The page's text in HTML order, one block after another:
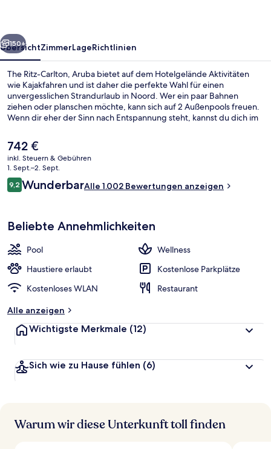
Weiter
150+
ÜbersichtZimmerLageRichtlinien
The Ritz-Carlton, Aruba bietet auf dem Hotelgelände Aktivitäten
wie Kajakfahren und ist daher die perfekte Wahl für einen
unvergesslichen Strandurlaub in Noord. Wer ein paar Bahnen
ziehen oder planschen möchte, kann sich auf 2 Außenpools freuen.
Wenn dir eher der Sinn nach Entspannung steht, kannst du dich im
und Aromatherapie verwöhnen lassen. Solanio, eins von 4
Restaurants, serviert italienische Küche und ist zum Frühstück,
Mittagessen und Abendessen geöffnet. Als weitere Highlights
bietet dieses Resort im luxuriösen Stil 3 Bars/Lounges, ein Casino
und eine Poolbar. Anderen Reisenden gefallen der Pool und das
hilfsbereite Personal sehr gut.
Der
aktuelle
Preis
beträgt
742 €.
742 €
inkl. Steuern & Gebühren
1. Sept.–2. Sept.
Bewertungen
9,29,2 von 10.
WunderbarAlle 1.002 Bewertungen anzeigen
Beliebte Annehmlichkeiten
Pool
Wellness
Haustiere erlaubt
Kostenlose Parkplätze
Kostenloses WLAN
Restaurant
Alle anzeigen
Wichtigste Merkmale (12)
Sich wie zu Hause fühlen (6)
Warum wir diese Unterkunft toll finden